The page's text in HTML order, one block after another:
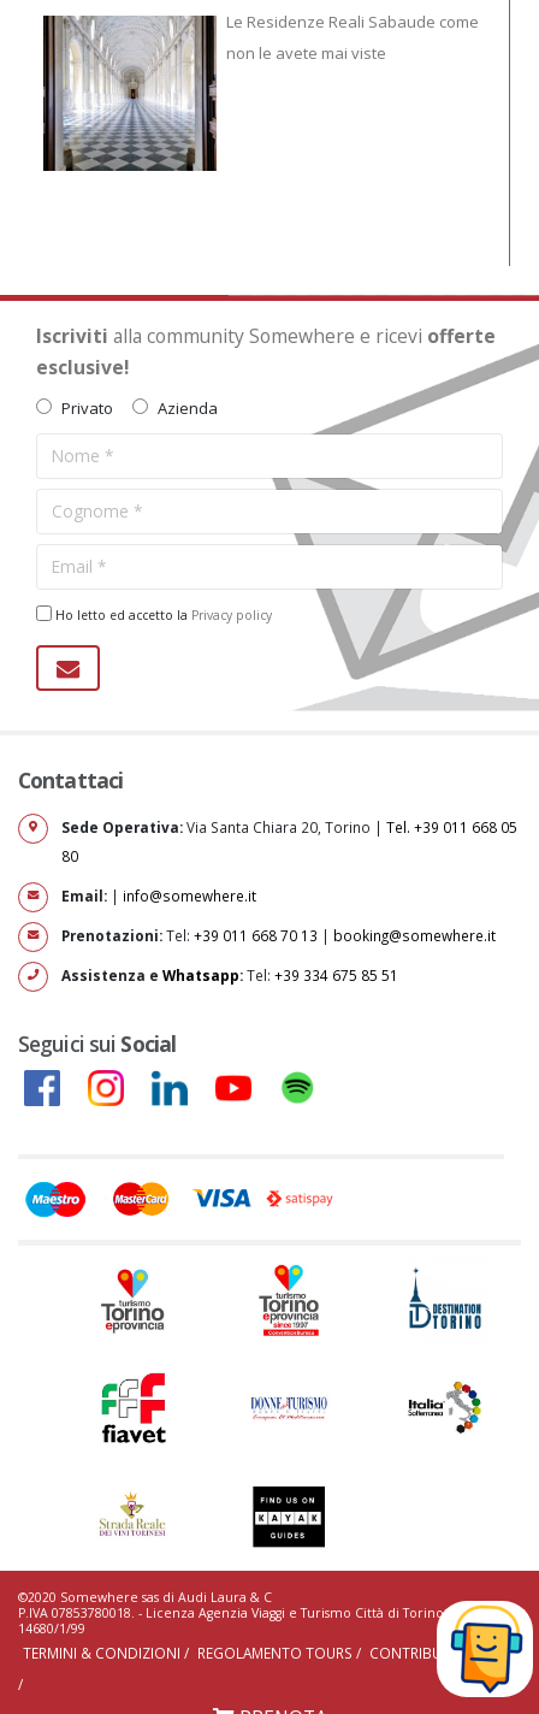
Le Residenze Reali Sabaude come
non le avete mai viste
Iscriviti alla community Somewhere e ricevi offerte
esclusive!
Privato Azienda
Ho letto ed accetto la Privacy policy
Contattaci
Sede Operativa:Via Santa Chiara 20, Torino | Tel. +39 011 668 05
80
Email: | info@somewhere.it
Prenotazioni:Tel: +39 011 668 70 13 | booking@somewhere.it
Assistenza e Whatsapp:Tel: +39 334 675 85 51
Seguici sui Social
©2020 Somewhere sas di Audi Laura & C
P.IVA 07853780018. - Licenza Agenzia Viaggi e Turismo Città di Torino n.
14680/1/99
TERMINI & CONDIZIONI / REGOLAMENTO TOURS / CONTRIBUTI EROGATI
/